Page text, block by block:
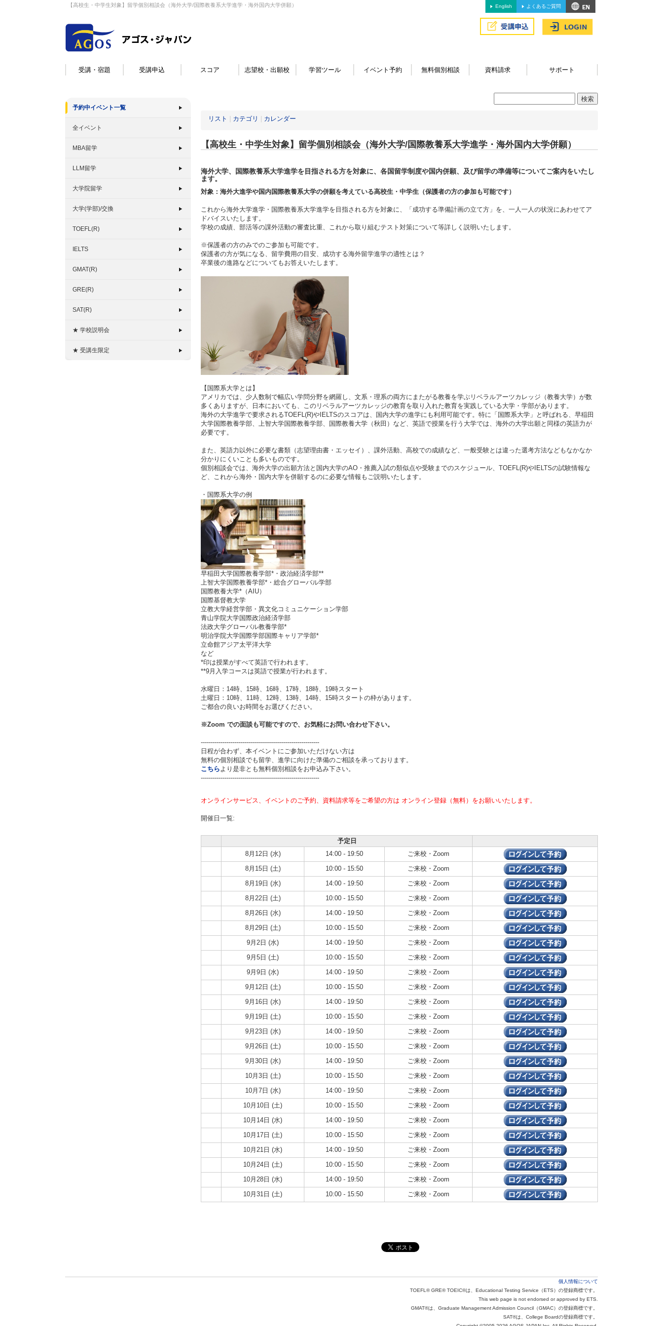
【高校生・中学生対象】留学個別相談会（海外大学/国際教養系大学進学・海外国内大学併願） English よくあるご質問
受講・宿題 受講申込 スコア 志望校・出願校 学習ツール イベント予約 無料個別相談 資料請求 サポート
予約中イベント一覧
全イベント
MBA留学
LLM留学
大学院留学
大学(学部)/交換
TOEFL(R)
IELTS
GMAT(R)
GRE(R)
SAT(R)
★ 学校説明会
★ 受講生限定
リスト カテゴリ カレンダー
【高校生・中学生対象】留学個別相談会（海外大学/国際教養系大学進学・海外国内大学併願）
海外大学、国際教養系大学進学を目指される方を対象に、各国留学制度や国内併願、及び留学の準備等についてご案内をいたし
ます。
対象：海外大進学や国内国際教養系大学の併願を考えている高校生・中学生（保護者の方の参加も可能です）
これから海外大学進学・国際教養系大学進学を目指される方を対象に、「成功する準備計画の立て方」を、一人一人の状況にあわせてア
ドバイスいたします。
学校の成績、部活等の課外活動の審査比重、これから取り組むテスト対策について等詳しく説明いたします。
※保護者の方のみでのご参加も可能です。
保護者の方が気になる、留学費用の目安、成功する海外留学進学の適性とは？
卒業後の進路などについてもお答えいたします。
【国際系大学とは】
アメリカでは、少人数制で幅広い学問分野を網羅し、文系・理系の両方にまたがる教養を学ぶリベラルアーツカレッジ（教養大学）が数
多くありますが、日本においても、このリベラルアーツカレッジの教育を取り入れた教育を実践している大学・学部があります。
海外の大学進学で要求されるTOEFL(R)やIELTSのスコアは、国内大学の進学にも利用可能です。特に「国際系大学」と呼ばれる、早稲田
大学国際教養学部、上智大学国際教養学部、国際教養大学（秋田）など、英語で授業を行う大学では、海外の大学出願と同様の英語力が
必要です。
また、英語力以外に必要な書類（志望理由書・エッセイ）、課外活動、高校での成績など、一般受験とは違った選考方法などもなかなか
分かりにくいことも多いものです。
個別相談会では、海外大学の出願方法と国内大学のAO・推薦入試の類似点や受験までのスケジュール、TOEFL(R)やIELTSの試験情報な
ど、これから海外・国内大学を併願するのに必要な情報もご説明いたします。
・国際系大学の例
早稲田大学国際教養学部*・政治経済学部**
上智大学国際教養学部*・総合グローバル学部
国際教養大学*（AIU）
国際基督教大学
立教大学経営学部・異文化コミュニケーション学部
青山学院大学国際政治経済学部
法政大学グローバル教養学部*
明治学院大学国際学部国際キャリア学部*
立命館アジア太平洋大学
など
*印は授業がすべて英語で行われます。
**9月入学コースは英語で授業が行われます。
水曜日：14時、15時、16時、17時、18時、19時スタート
土曜日：10時、11時、12時、13時、14時、15時スタートの枠があります。
ご都合の良いお時間をお選びください。
※Zoom での面談も可能ですので、お気軽にお問い合わせ下さい。
------------------------------------------------------------
日程が合わず、本イベントにご参加いただけない方は
無料の個別相談でも留学、進学に向けた準備のご相談を承っております。
こちらより是非とも無料個別相談をお申込み下さい。
------------------------------------------------------------
オンラインサービス、イベントのご予約、資料請求等をご希望の方は オンライン登録（無料）をお願いいたします。
開催日一覧:
予定日
8月12日 (水)
14:00 - 19:50
ご来校・Zoom
8月15日 (土)
10:00 - 15:50
ご来校・Zoom
8月19日 (水)
14:00 - 19:50
ご来校・Zoom
8月22日 (土)
10:00 - 15:50
ご来校・Zoom
8月26日 (水)
14:00 - 19:50
ご来校・Zoom
8月29日 (土)
10:00 - 15:50
ご来校・Zoom
9月2日 (水)
14:00 - 19:50
ご来校・Zoom
9月5日 (土)
10:00 - 15:50
ご来校・Zoom
9月9日 (水)
14:00 - 19:50
ご来校・Zoom
9月12日 (土)
10:00 - 15:50
ご来校・Zoom
9月16日 (水)
14:00 - 19:50
ご来校・Zoom
9月19日 (土)
10:00 - 15:50
ご来校・Zoom
9月23日 (水)
14:00 - 19:50
ご来校・Zoom
9月26日 (土)
10:00 - 15:50
ご来校・Zoom
9月30日 (水)
14:00 - 19:50
ご来校・Zoom
10月3日 (土)
10:00 - 15:50
ご来校・Zoom
10月7日 (水)
14:00 - 19:50
ご来校・Zoom
10月10日 (土)
10:00 - 15:50
ご来校・Zoom
10月14日 (水)
14:00 - 19:50
ご来校・Zoom
10月17日 (土)
10:00 - 15:50
ご来校・Zoom
10月21日 (水)
14:00 - 19:50
ご来校・Zoom
10月24日 (土)
10:00 - 15:50
ご来校・Zoom
10月28日 (水)
14:00 - 19:50
ご来校・Zoom
10月31日 (土)
10:00 - 15:50 ご来校・Zoom
個人情報について
TOEFL® GRE® TOEIC®は、Educational Testing Service（ETS）の登録商標です。
This web page is not endorsed or approved by ETS.
GMAT®は、Graduate Management Admission Council（GMAC）の登録商標です。
SAT®は、College Boardの登録商標です。